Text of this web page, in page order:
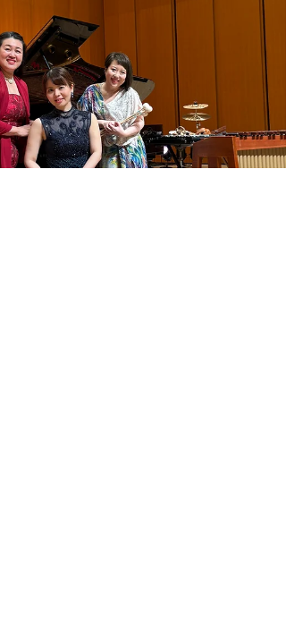
たしました💗 島ごはんはいつもさいこうで
す。 【左：楚辺そば】沖縄到着早々のゆし
豆腐アーサそば。アーサが美味しくてお土
に買いました！ 【中：浦添 てだこそば】
もぎ軟骨ソーキそば！てだこそばさんは必
寄りたいお店です！ 【右：海鮮食堂 太陽
（てぃーだ）】海鮮天丼 大変なボリューム
カリッカリで美味し過ぎ完食です 最強沖縄